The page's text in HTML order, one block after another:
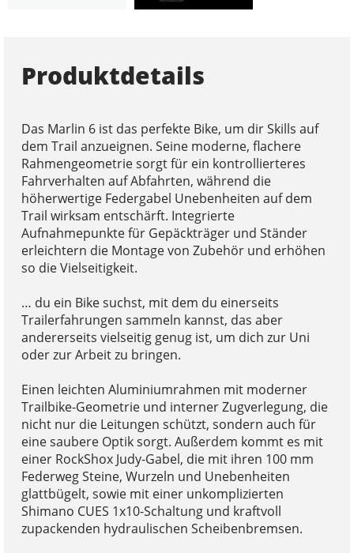
Produktdetails
Das Marlin 6 ist das perfekte Bike, um dir Skills auf
dem Trail anzueignen. Seine moderne, flachere
Rahmengeometrie sorgt für ein kontrollierteres
Fahrverhalten auf Abfahrten, während die
höherwertige Federgabel Unebenheiten auf dem
Trail wirksam entschärft. Integrierte
Aufnahmepunkte für Gepäckträger und Ständer
erleichtern die Montage von Zubehör und erhöhen
so die Vielseitigkeit.
… du ein Bike suchst, mit dem du einerseits
Trailerfahrungen sammeln kannst, das aber
andererseits vielseitig genug ist, um dich zur Uni
oder zur Arbeit zu bringen.
Einen leichten Aluminiumrahmen mit moderner
Trailbike-Geometrie und interner Zugverlegung, die
nicht nur die Leitungen schützt, sondern auch für
eine saubere Optik sorgt. Außerdem kommt es mit
einer RockShox Judy-Gabel, die mit ihren 100 mm
Federweg Steine, Wurzeln und Unebenheiten
glattbügelt, sowie mit einer unkomplizierten
Shimano CUES 1x10-Schaltung und kraftvoll
zupackenden hydraulischen Scheibenbremsen.